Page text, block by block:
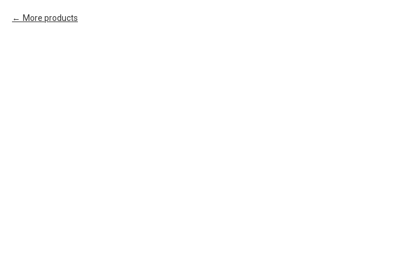
More products